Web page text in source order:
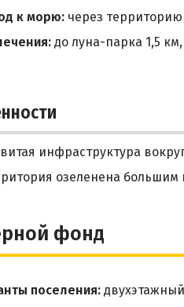
к морю: через территорию
до луна-парка 1,5
инфраструктура
озеленена
фонд
поселения: